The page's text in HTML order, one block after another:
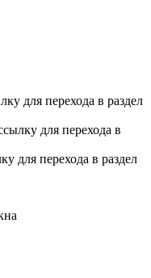
для перехода в раздел
для перехода в
для перехода в раздел